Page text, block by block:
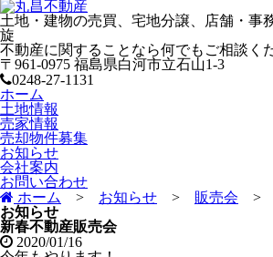
土地・建物の売買、宅地分譲、店舗・事
旋
不動産に関することなら何でもご相談く
〒961-0975 福島県白河市立石山1-3
0248-27-1131
ホーム
土地情報
売家情報
売却物件募集
お知らせ
会社案内
お問い合わせ
ホーム
> お知らせ > 販売会 >
お知らせ
新春不動産販売会
2020/01/16